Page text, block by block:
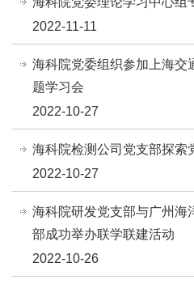
2022-11-11
海科院党委组织参加上海交
题学习会
2022-10-27
海科院检测公司党支部探索
2022-10-27
海科院研发党支部与广州海
部成功举办联学联建活动
2022-10-26